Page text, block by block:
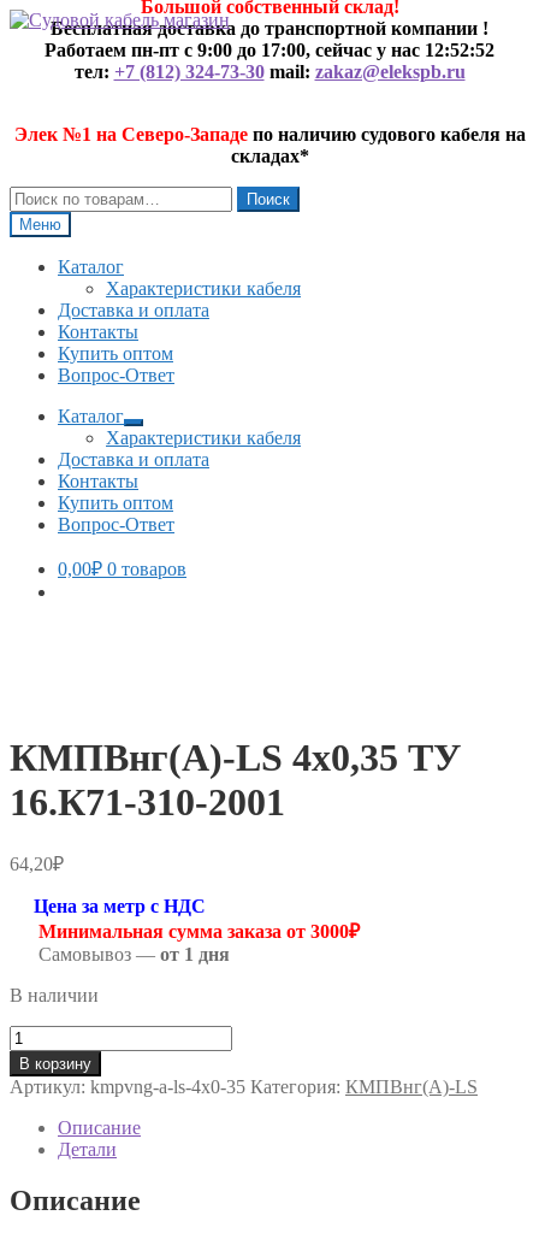
Перейти
навигации
Перейти
содержимому
Большой собственный склад!
Бесплатная доставка до транспортной компании !
Работаем пн-пт с 9:00 до 17:00, сейчас у нас 12:52:52
тел: +7 (812) 324-73-30mail: zakaz@elekspb.ru
Элек №1 на Северо-Западепо наличию судового кабеля на
складах*
Искать:
Поиск
Меню
Каталог
Характеристики кабеля
Доставка и оплата
Контакты
Купить оптом
Вопрос-Ответ
Каталог
Развернутое
вложенное
меню
Характеристики кабеля
Доставка и оплата
Контакты
Купить оптом
Вопрос-Ответ
0,00₽ 0 товаров
КМПВнг(А)-LS 4х0,35 ТУ
16.К71-310-2001
64,20₽
Цена за метр с НДС
Минимальная сумма заказа от 3000₽
Самовывоз — от 1 дня
В наличии
Количество
товара
КМПВнг(А)-
LS
4х0,35
16.К71-
310-
2001
В корзину
Артикул: kmpvng-a-ls-4х0-35 Категория: КМПВнг(А)-LS
Описание
Детали
Описание